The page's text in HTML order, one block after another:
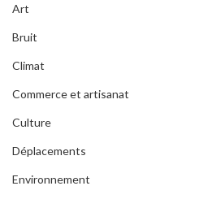
Art
Bruit
Climat
Commerce et artisanat
Culture
Déplacements
Environnement